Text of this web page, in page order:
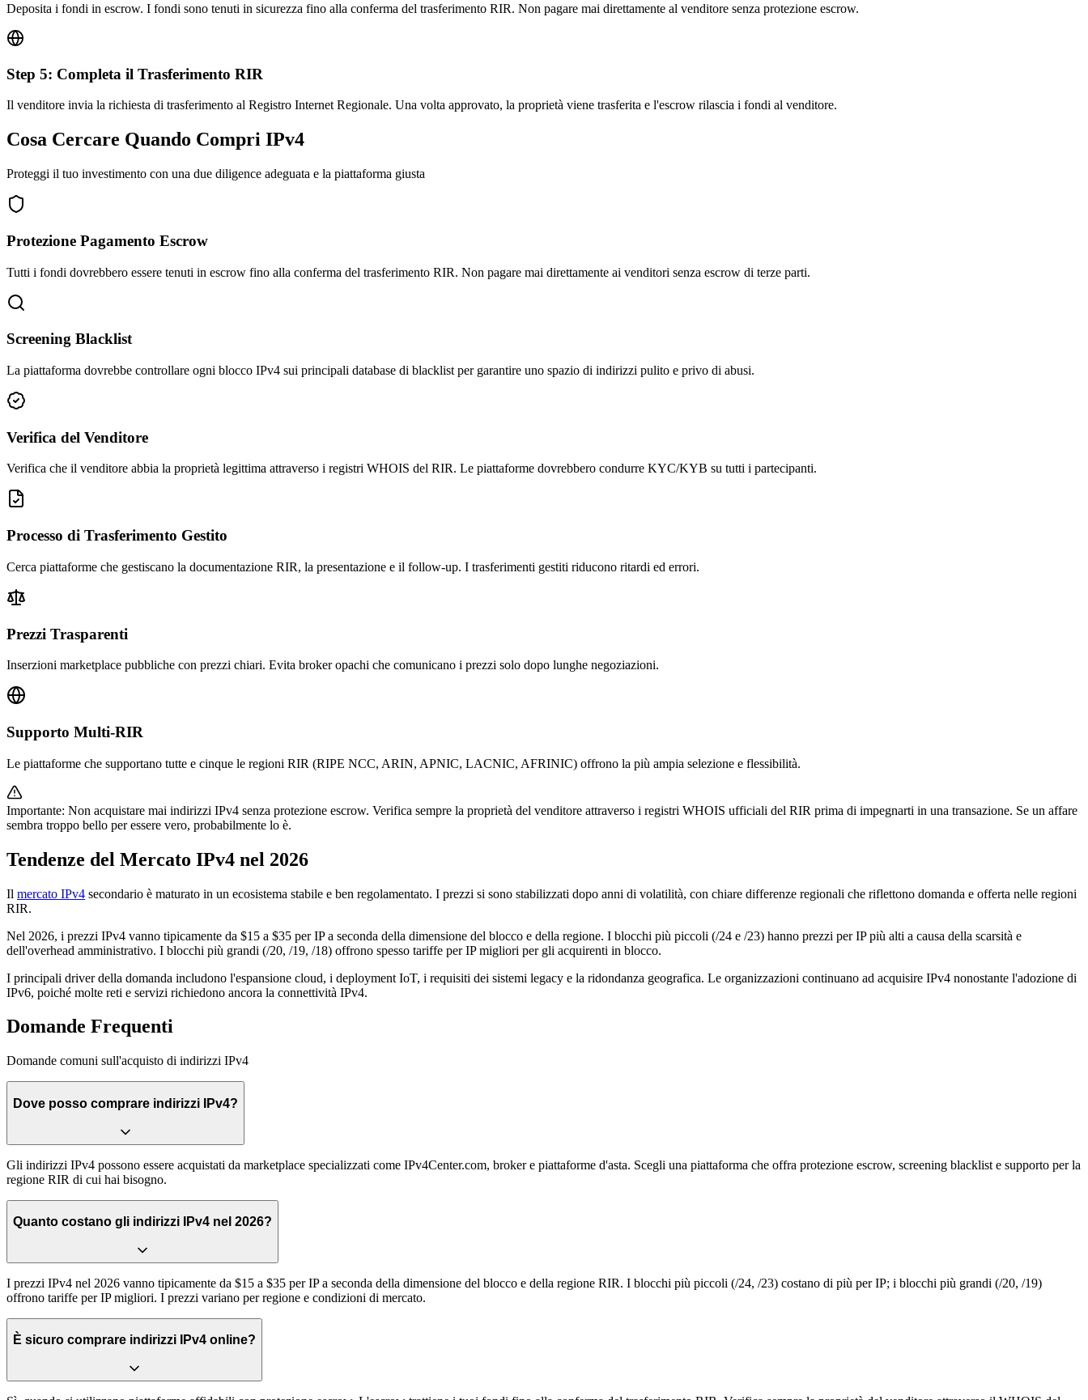
Deposita i fondi in escrow. I fondi sono tenuti in sicurezza fino alla conferma del trasferimento RIR. Non pagare mai direttamente al venditore senza protezione escrow.
Step 5: Completa il Trasferimento RIR
Il venditore invia la richiesta di trasferimento al Registro Internet Regionale. Una volta approvato, la proprietà viene trasferita e l'escrow rilascia i fondi al venditore.
Cosa Cercare Quando Compri IPv4
Proteggi il tuo investimento con una due diligence adeguata e la piattaforma giusta
Protezione Pagamento Escrow
Tutti i fondi dovrebbero essere tenuti in escrow fino alla conferma del trasferimento RIR. Non pagare mai direttamente ai venditori senza escrow di terze parti.
Screening Blacklist
La piattaforma dovrebbe controllare ogni blocco IPv4 sui principali database di blacklist per garantire uno spazio di indirizzi pulito e privo di abusi.
Verifica del Venditore
Verifica che il venditore abbia la proprietà legittima attraverso i registri WHOIS del RIR. Le piattaforme dovrebbero condurre KYC/KYB su tutti i partecipanti.
Processo di Trasferimento Gestito
Cerca piattaforme che gestiscano la documentazione RIR, la presentazione e il follow-up. I trasferimenti gestiti riducono ritardi ed errori.
Prezzi Trasparenti
Inserzioni marketplace pubbliche con prezzi chiari. Evita broker opachi che comunicano i prezzi solo dopo lunghe negoziazioni.
Supporto Multi-RIR
Le piattaforme che supportano tutte e cinque le regioni RIR (RIPE NCC, ARIN, APNIC, LACNIC, AFRINIC) offrono la più ampia selezione e flessibilità.
Importante: Non acquistare mai indirizzi IPv4 senza protezione escrow. Verifica sempre la proprietà del venditore attraverso i registri WHOIS ufficiali del RIR prima di impegnarti in una transazione. Se un affare
sembra troppo bello per essere vero, probabilmente lo è.
Tendenze del Mercato IPv4 nel 2026
Il mercato IPv4 secondario è maturato in un ecosistema stabile e ben regolamentato. I prezzi si sono stabilizzati dopo anni di volatilità, con chiare differenze regionali che riflettono domanda e offerta nelle regioni
RIR.
Nel 2026, i prezzi IPv4 vanno tipicamente da $15 a $35 per IP a seconda della dimensione del blocco e della regione. I blocchi più piccoli (/24 e /23) hanno prezzi per IP più alti a causa della scarsità e
dell'overhead amministrativo. I blocchi più grandi (/20, /19, /18) offrono spesso tariffe per IP migliori per gli acquirenti in blocco.
I principali driver della domanda includono l'espansione cloud, i deployment IoT, i requisiti dei sistemi legacy e la ridondanza geografica. Le organizzazioni continuano ad acquisire IPv4 nonostante l'adozione di
IPv6, poiché molte reti e servizi richiedono ancora la connettività IPv4.
Domande Frequenti
Domande comuni sull'acquisto di indirizzi IPv4
Dove posso comprare indirizzi IPv4?
Gli indirizzi IPv4 possono essere acquistati da marketplace specializzati come IPv4Center.com, broker e piattaforme d'asta. Scegli una piattaforma che offra protezione escrow, screening blacklist e supporto per la
regione RIR di cui hai bisogno.
Quanto costano gli indirizzi IPv4 nel 2026?
I prezzi IPv4 nel 2026 vanno tipicamente da $15 a $35 per IP a seconda della dimensione del blocco e della regione RIR. I blocchi più piccoli (/24, /23) costano di più per IP; i blocchi più grandi (/20, /19)
offrono tariffe per IP migliori. I prezzi variano per regione e condizioni di mercato.
È sicuro comprare indirizzi IPv4 online?